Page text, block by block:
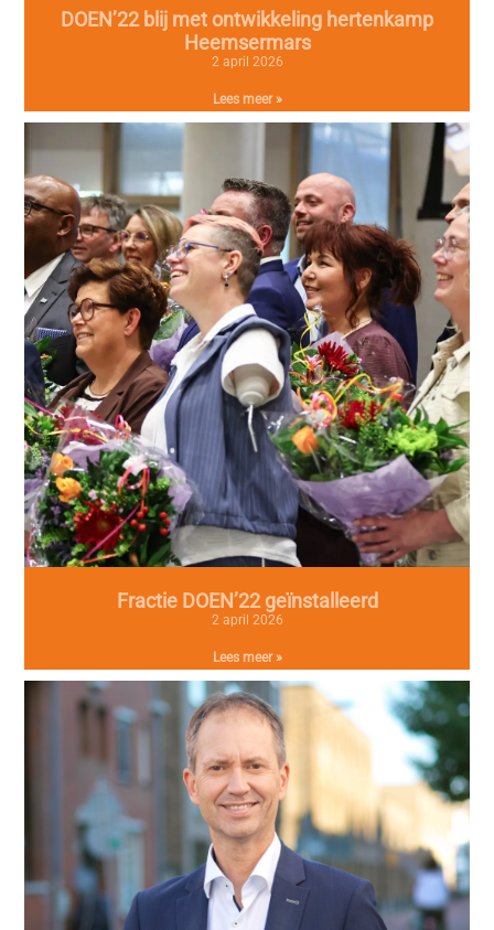
DOEN’22 blij met ontwikkeling hertenkamp
Heemsermars
2 april 2026
Lees meer »
Fractie DOEN’22 geïnstalleerd
2 april 2026
Lees meer »